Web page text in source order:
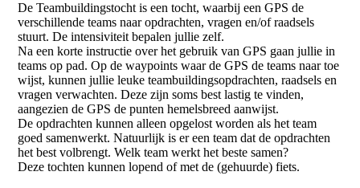
De Teambuildingstocht is een tocht, waarbij een GPS de
verschillende teams naar opdrachten, vragen en/of raadsels
stuurt. De intensiviteit bepalen jullie zelf.
Na een korte instructie over het gebruik van GPS gaan jullie in
teams op pad. Op de waypoints waar de GPS de teams naar toe
wijst, kunnen jullie leuke teambuildingsopdrachten, raadsels en
vragen verwachten. Deze zijn soms best lastig te vinden,
aangezien de GPS de punten hemelsbreed aanwijst.
De opdrachten kunnen alleen opgelost worden als het team
goed samenwerkt. Natuurlijk is er een team dat de opdrachten
het best volbrengt. Welk team werkt het beste samen?
Deze tochten kunnen lopend of met de (gehuurde) fiets.